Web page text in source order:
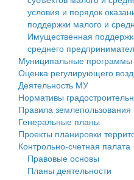
Деятельность МУ
Нормативы
Правила землепользования
Генеральные планы
Проекты планировки
Собрание депутатов
Городское поселение
условия и порядок
поддержки малого и
Имущественная
среднего
Муниципальные программы
Оценка регулирующего
Деятельность МУ
Нормативы
Правила землепользования
Генеральные планы
Проекты планировки
Контрольно-счетная палата
Правовые основы
Планы деятельности